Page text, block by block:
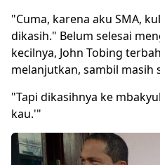
"Cuma, karena aku SMA,
dikasih." Belum selesai
kecilnya, John Tobing
melanjutkan, sambil masih
"Tapi dikasihnya ke
kau.'"